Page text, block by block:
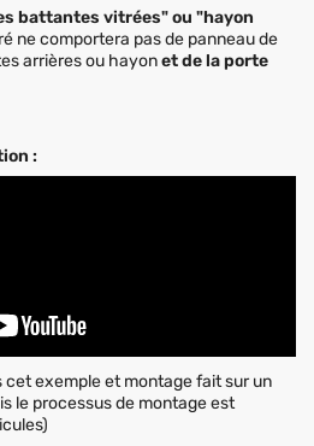
battantes vitrées" ou "hayon
ne comportera pas de panneau de
arrières ou hayonet de la porte
:
exemple et montage fait sur un
le processus de montage est